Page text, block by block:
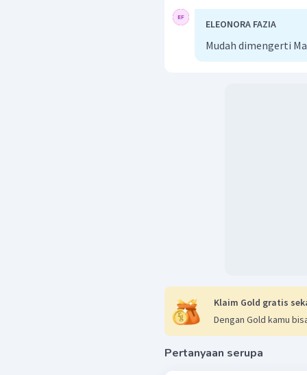
to the doctor immediately".
immediately".
ELEONORA FAZIA
Mudah dimengerti
Klaim Gold gratis
Dengan Gold kamu
Pertanyaan serupa